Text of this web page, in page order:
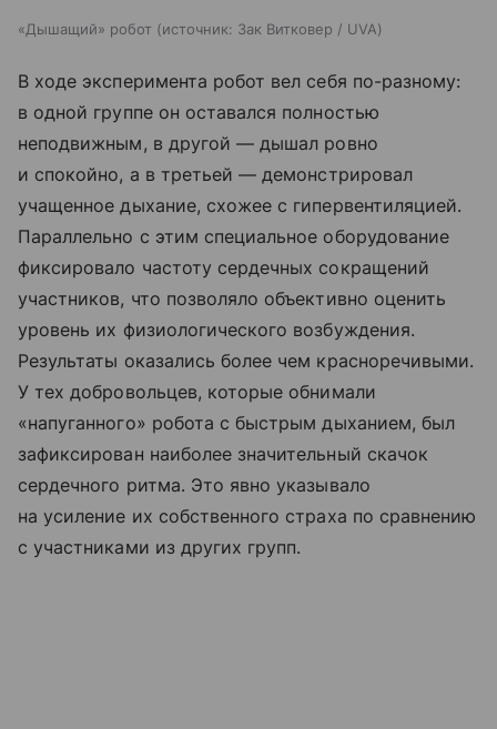
«Дышащий» робот источник: Зак Витковер / UVA
В ходе эксперимента робот вел себя по-разному:
в одной группе он оставался полностью
неподвижным, в другой — дышал ровно
и спокойно, а в третьей — демонстрировал
учащенное дыхание, схожее с гипервентиляцией.
Параллельно с этим специальное оборудование
фиксировало частоту сердечных сокращений
участников, что позволяло объективно оценить
уровень их физиологического возбуждения.
Результаты оказались более чем красноречивыми.
У тех добровольцев, которые обнимали
«напуганного» робота с быстрым дыханием, был
зафиксирован наиболее значительный скачок
сердечного ритма. Это явно указывало
на усиление их собственного страха по сравнению
с участниками из других групп.